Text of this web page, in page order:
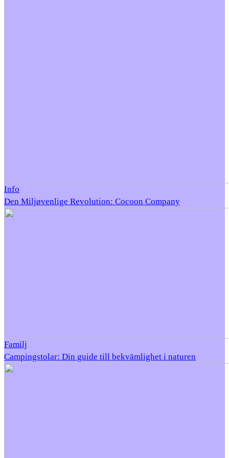
Info
Den Miljøvenlige Revolution: Cocoon Company
Familj
Campingstolar: Din guide till bekvämlighet i naturen